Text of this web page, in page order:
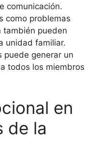
comunicación.
como problemas
también pueden
unidad familiar.
puede generar un
todos los miembros
en
de la